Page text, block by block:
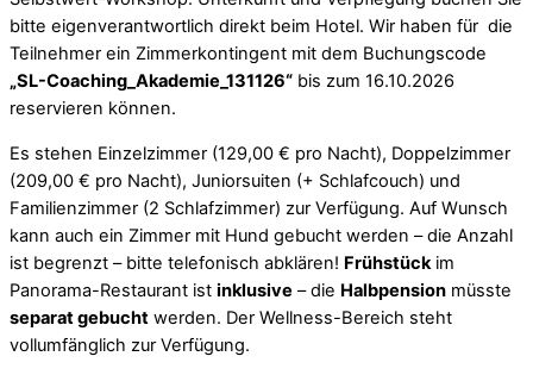
bitte eigenverantwortlich direkt beim Hotel. Wir haben für die
Teilnehmer ein Zimmerkontingent mit dem Buchungscode
„SL-Coaching_Akademie_131126“ bis zum 16.10.2026
reservieren können.
Es stehen Einzelzimmer (129,00 € pro Nacht), Doppelzimmer
(209,00 € pro Nacht), Juniorsuiten (+ Schlafcouch) und
Familienzimmer (2 Schlafzimmer) zur Verfügung. Auf Wunsch
kann auch ein Zimmer mit Hund gebucht werden – die Anzahl
ist begrenzt – bitte telefonisch abklären! Frühstückim
Panorama-Restaurant ist inklusive – die Halbpension müsste
separat gebucht werden. Der Wellness-Bereich steht
vollumfänglich zur Verfügung.